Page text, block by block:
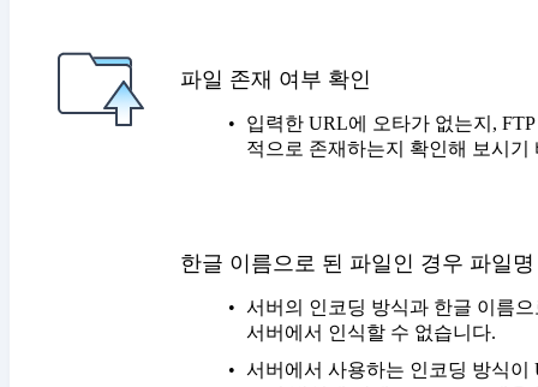
파일 존재 여부 확인
입력한 URL에 오타가 없는지,
적으로 존재하는지 확인해 보시기
한글 이름으로 된 파일인 경우 파일
서버의 인코딩 방식과 한글 이름
서버에서 인식할 수 없습니다.
서버에서 사용하는 인코딩 방식이